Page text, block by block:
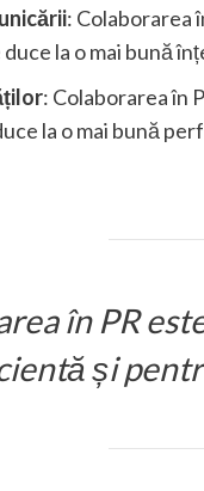
: Colaborarea
duce la o mai bună
: Colaborarea în
la o mai bună
în PR
și